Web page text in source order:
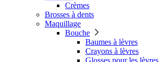
Crèmes
Brosses à dents
Maquillage
Bouche
Baumes à lèvres
Crayons à lèvres